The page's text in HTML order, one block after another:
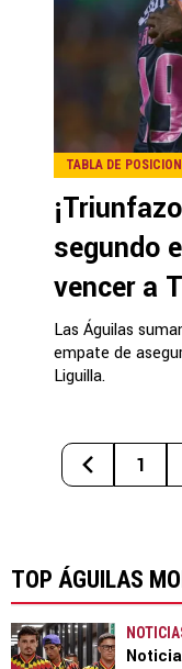
TABLA DE
segundo
vencer a
Las Águilas
empate de
Liguilla.
1
TOP ÁGUILAS